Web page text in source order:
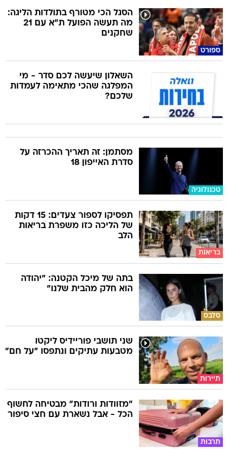
ספורט
הסגל הכי מטורף בתולדות הליגה:
מה תעשה הפועל ת"א עם 21
שחקנים
השאלון שיעשה לכם סדר - מי
המפלגה שהכי מתאימה לעמדות
שלכם?
טכנולוגיה
מסתמן: זה תאריך ההכרזה על
סדרת האייפון 18
בריאות
תפסיקו לספור צעדים: 15 דקות
של הליכה כזו משפרת בריאות
הלב
סלבס
בתה של מיכל הקטנה: "יהודה
הוא חלק מהבית שלנו"
תיירות
שני תושבי פוריידיס ליקטו
מטבעות עתיקים ונתפסו "על חם"
תרבות
"מזוודות ורודות" מבטיחה לחשוף
הכל - אבל נשארת עם חצי סיפור